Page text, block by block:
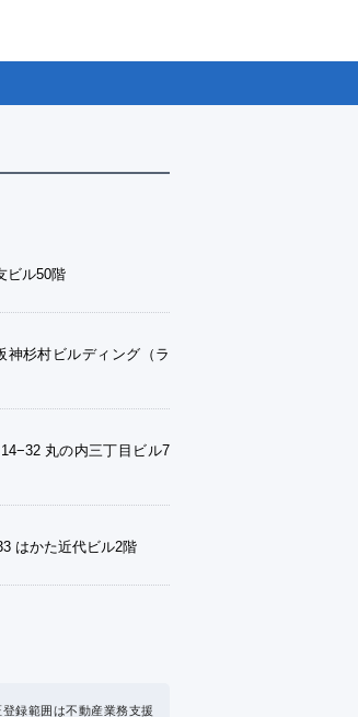
ビル50階
神杉村ビルディング（ラ
丸の内三丁目ビル7
はかた近代ビル2階
録範囲は不動産業務支援